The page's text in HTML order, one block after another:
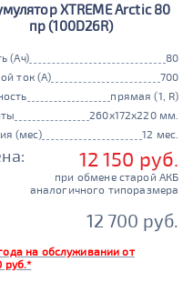
XTREME Arctic 80
пр (100D26R)
(Ач)
80
ток (А)
700
прямая (1, R)
260x172x220 мм.
(мес)
12 мес.
12 150 руб.
при обмене старой АКБ
аналогичного типоразмера
12 700 руб.
на обслуживании от
руб.*